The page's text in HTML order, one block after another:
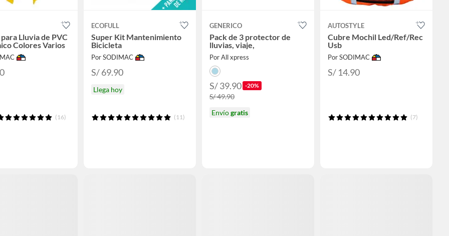
Lluvia de PVC
Colores Varios
(16)
ECOFULL
Super Kit Mantenimiento
Bicicleta
Por SODIMAC
S/ 69.90
Llega hoy
(11)
GENERICO
Pack de 3 protector de
lluvias, viaje,
Por All xpress
S/ 39.90 -20%
S/ 49.90
Envíogratis
AUTOSTYLE
Cubre Mochil Led/Ref/Rec
Usb
Por SODIMAC
S/ 14.90
(7)